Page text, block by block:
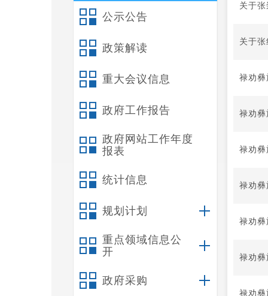
公示公告
政策解读
重大会议信息
政府工作报告
政府网站工作年度
报表
统计信息
规划计划
重点领域信息公
开
政府采购
关于
关于
禄劝
禄劝
禄劝
禄劝
禄劝
禄劝
禄劝